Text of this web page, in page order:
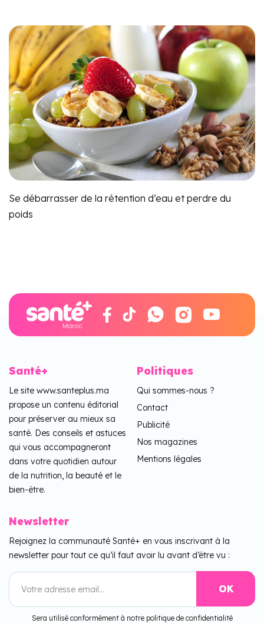
Se débarrasser de la rétention d’eau et perdre du
poids
Santé+
Le site www.santeplus.ma
propose un contenu éditorial
pour préserver au mieux sa
santé. Des conseils et astuces
qui vous accompagneront
dans votre quotidien autour
de la nutrition, la beauté et le
bien-être.
Politiques
Qui sommes-nous ?
Contact
Publicité
Nos magazines
Mentions légales
Newsletter
Rejoignez la communauté Santé+ en vous inscrivant à la
newsletter pour tout ce qu’il faut avoir lu avant d’être vu :
Sera utilisé conformément à notre politique de confidentialité